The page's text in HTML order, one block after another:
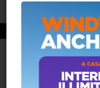
August 07, 2026